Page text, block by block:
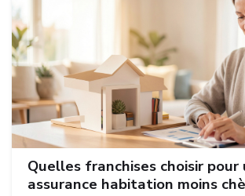
Quelles franchises choisir pour
assurance habitation moins